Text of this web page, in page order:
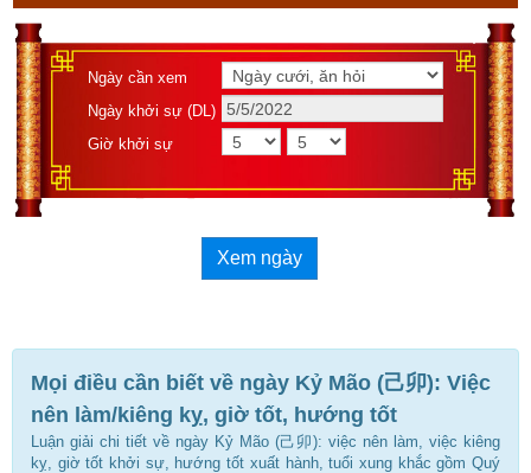
Ngày cần xem
Ngày khởi sự (DL)
Giờ khởi sự
Xem ngày
Mọi điều cần biết về ngày Kỷ Mão (己卯): Việc
nên làm/kiêng kỵ, giờ tốt, hướng tốt
Luận giải chi tiết về ngày Kỷ Mão (己卯): việc nên làm, việc kiêng
kỵ, giờ tốt khởi sự, hướng tốt xuất hành, tuổi xung khắc gồm Quý